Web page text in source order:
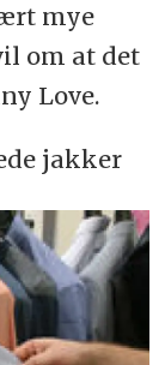
mye
om at det
Love.
jakker